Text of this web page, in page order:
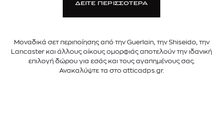
ΔΕΙΤΕ ΠΕΡΙΣΣΟΤΕΡΑ
Μοναδικά σετ περιποίησης από την Guerlain, την Shiseido, την
Lancaster και άλλους οίκους ομορφιάς αποτελούν την ιδανική
επιλογή δώρου για εσάς και τους αγαπημένους σας.
Ανακαλύψτε τα στο atticadps.gr.